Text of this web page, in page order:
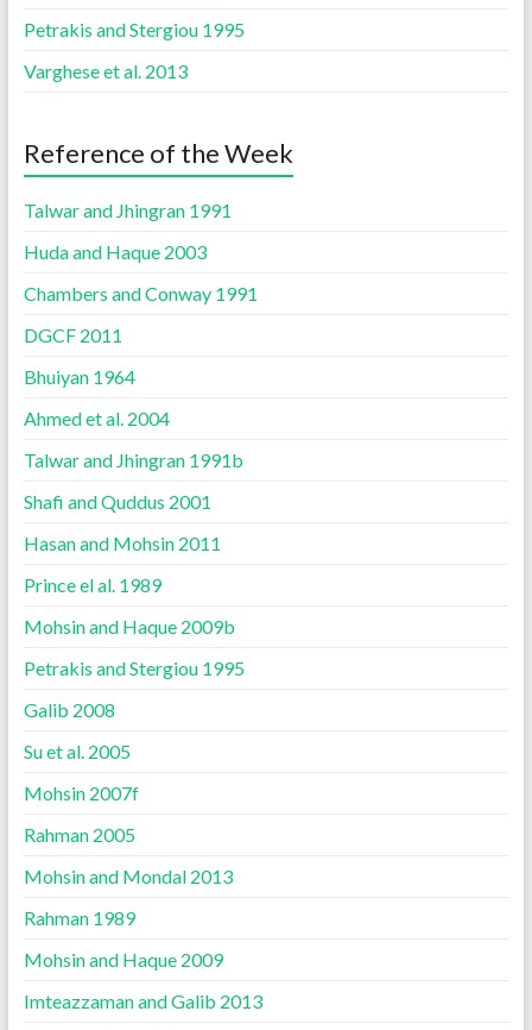
Petrakis and Stergiou 1995
Varghese et al. 2013
Reference of the Week
Talwar and Jhingran 1991
Huda and Haque 2003
Chambers and Conway 1991
DGCF 2011
Bhuiyan 1964
Ahmed et al. 2004
Talwar and Jhingran 1991b
Shafi and Quddus 2001
Hasan and Mohsin 2011
Prince el al. 1989
Mohsin and Haque 2009b
Petrakis and Stergiou 1995
Galib 2008
Su et al. 2005
Mohsin 2007f
Rahman 2005
Mohsin and Mondal 2013
Rahman 1989
Mohsin and Haque 2009
Imteazzaman and Galib 2013